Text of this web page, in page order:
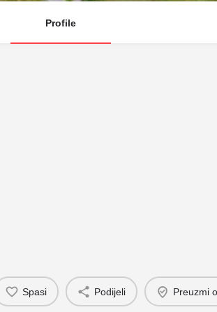
Profile
Spasi Podijeli Preuzmi